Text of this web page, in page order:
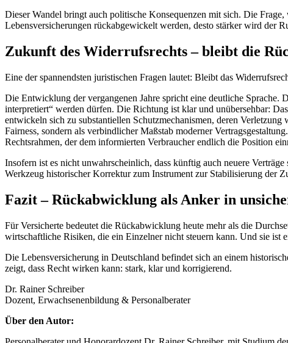
Dieser Wandel bringt auch politische Konsequenzen mit sich. Die
Lebensversicherungen rückabgewickelt werden, desto stärker wird der
Zukunft des Widerrufsrechts – bleibt die
Eine der spannendsten juristischen Fragen lautet: Bleibt das
Die Entwicklung der vergangenen Jahre spricht eine deutliche
interpretiert“ werden dürfen. Die Richtung ist klar und unübersehbar:
entwickeln sich zu substantiellen Schutzmechanismen, deren
Fairness, sondern als verbindlicher Maßstab moderner
Rechtsrahmen, der dem informierten Verbraucher endlich die Position
Insofern ist es nicht unwahrscheinlich, dass künftig auch neuere
Werkzeug historischer Korrektur zum Instrument zur Stabilisierung der
Fazit – Rückabwicklung als Anker in
Für Versicherte bedeutet die Rückabwicklung heute mehr als die
wirtschaftliche Risiken, die ein Einzelner nicht steuern kann. Und sie ist
Die Lebensversicherung in Deutschland befindet sich an einem
zeigt, dass Recht wirken kann: stark, klar und korrigierend.
Dr. Rainer Schreiber
Dozent, Erwachsenenbildung & Personalberater
Über den Autor: